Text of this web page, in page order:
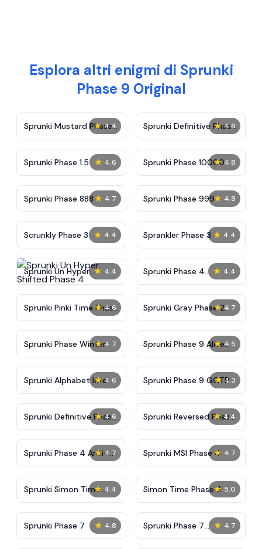
Esplora altri enigmi di Sprunki
Phase 9 Original
★ 4.4
Sprunki Mustard Phase
2
★ 4.6
Sprunki Definitive Phase
7
★ 4.6
Sprunki Phase 1.5 ★ 4.8
Sprunki Phase 10000
★ 4.7
Sprunki Phase 888 ★ 4.8
Sprunki Phase 999
★ 4.4
Scrunkly Phase 3 ★ 4.4
Sprankler Phase 3
★ 4.4
Sprunki Un Hyper
Shifted Phase 4
★ 4.4
Sprunki Phase 4
Alternate Edition
★ 4.6
Sprunki Pinki Time Phase
3
★ 4.7
Sprunki Gray Phase 2
★ 4.7
Sprunki Phase Winter ★ 4.5
Sprunki Phase 9 Alive
And Malediction
★ 4.6
Sprunki Alphabet lore
Arabic Phase 3
★ 4.3
Sprunki Phase 9 GGTP
★ 4.6
Sprunki Definitive Phase
9 New
★ 4.4
Sprunki Reversed Phase
3 Definitive
★ 4.7
Sprunki Phase 4 Anti-
Shifted
★ 4.7
Sprunki MSI Phase 4
★ 4.4
Sprunki Simon Time
Phase 2
★ 5.0
Simon Time Phase 2
★ 4.8
Sprunki Phase 7 ★ 4.7
Sprunki Phase 7
Definitive (Fanmade)